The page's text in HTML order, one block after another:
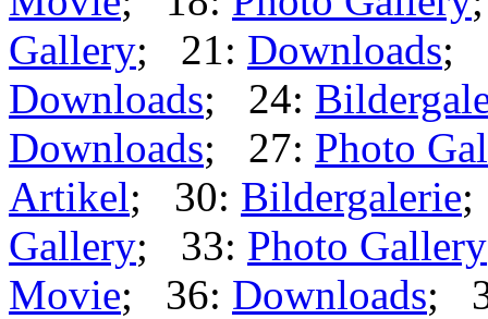
Gallery; 21: Downloads;
Downloads; 24:
Downloads; 27: Photo
Artikel; 30: Bildergalerie
Gallery; 33: Photo Gallery
Movie; 36: Downloads;